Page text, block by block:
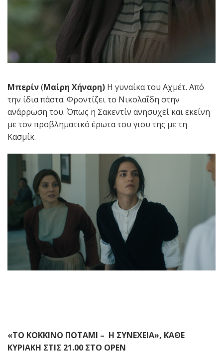
Μπερίν(Μαίρη Χήναρη) Η γυναίκα του Αχμέτ. Από
την ίδια πάστα. Φροντίζει το Νικολαΐδη στην
ανάρρωση του. Όπως η Σακεντίν ανησυχεί και εκείνη
με τον προβληματικό έρωτα του γιου της με τη
Κασμίκ.
«ΤΟ ΚΟΚΚΙΝΟ ΠΟΤΑΜΙ – Η ΣΥΝΕΧΕΙΑ», ΚΑΘΕ
ΚΥΡΙΑΚΗ ΣΤΙΣ 21.00 ΣΤΟ OPEN